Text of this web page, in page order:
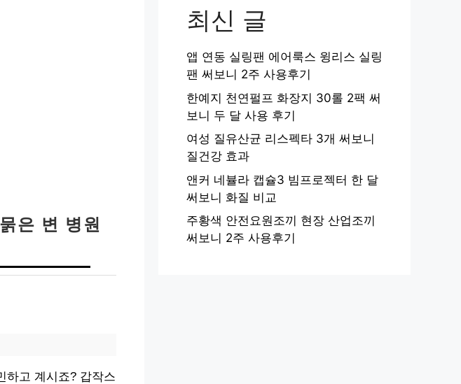
은 변 병원
하고 계시죠? 갑작스
최신 글
앱 연동 실링팬 에어룩스 윙리스 실링
팬 써보니 2주 사용후기
한예지 천연펄프 화장지 30롤 2팩 써
보니 두 달 사용 후기
여성 질유산균 리스펙타 3개 써보니
질건강 효과
앤커 네뷸라 캡슐3 빔프로젝터 한 달
써보니 화질 비교
주황색 안전요원조끼 현장 산업조끼
써보니 2주 사용후기